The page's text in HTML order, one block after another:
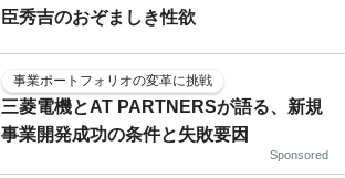
臣秀吉のおぞましき性欲
事業ポートフォリオの変革に挑戦
三菱電機とAT PARTNERSが語る、新規
事業開発成功の条件と失敗要因
Sponsored